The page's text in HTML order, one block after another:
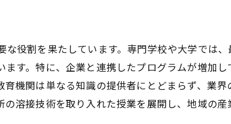
県の溶接技術の未来を見据えた展望
未来を見据えた技術開発計画
地域全体の技術革新戦略
溶接技術が描く未来のビジョン
役割を果たしています。専門学校や大学では
す。特に、企業と連携したプログラムが増加
機関は単なる知識の提供者にとどまらず、業
溶接技術を取り入れた授業を展開し、地域の産